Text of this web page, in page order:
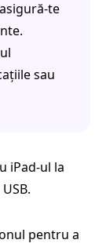
te
sau
iPad-ul la
pentru a